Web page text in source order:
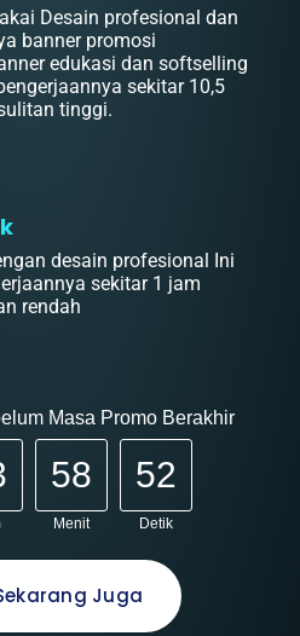
Desain profesional dan
banner promosi
edukasi dan softselling
sekitar 10,5
tinggi.
desain profesional Ini
sekitar 1 jam
rendah
Masa Promo Berakhir
58
Menit
50
Detik
Juga